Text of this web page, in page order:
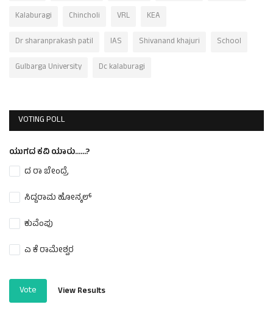
Kalaburagi
Chincholi VRL
KEA
Dr sharanprakash patil
IAS Shivanand khajuri
School
Gulbarga University
Dc kalaburagi
VOTING POLL
ಯುಗದ ಕವಿ ಯಾರು......?
ದ ರಾ ಬೇಂದ್ರೆ
ಸಿದ್ದರಾಮ ಹೋನ್ಕಲ್
ಕುವೆಂಪು
ಎ ಕೆ ರಾಮೇಶ್ವರ
Vote View Results